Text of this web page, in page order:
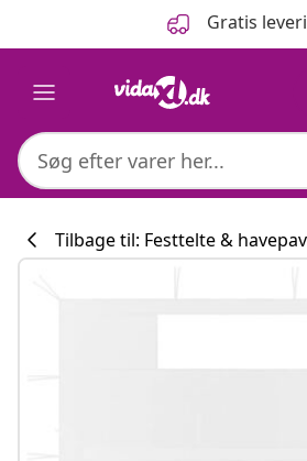
Gratis
Tilbage til: Festtelte &